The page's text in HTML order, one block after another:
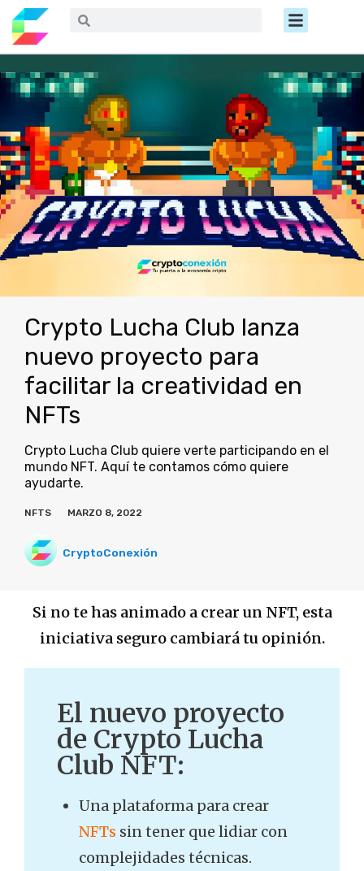
contenido
Buscar Menú
Crypto Lucha Club lanza
nuevo proyecto para
facilitar la creatividad en
NFTs
Crypto Lucha Club quiere verte participando en el
mundo NFT. Aquí te contamos cómo quiere
ayudarte.
NFTS MARZO 8, 2022
CryptoConexión
Si no te has animado a crear un NFT, esta
iniciativa seguro cambiará tu opinión.
El nuevo proyecto
de Crypto Lucha
Club NFT:
Una plataforma para crear
NFTs sin tener que lidiar con
complejidades técnicas.